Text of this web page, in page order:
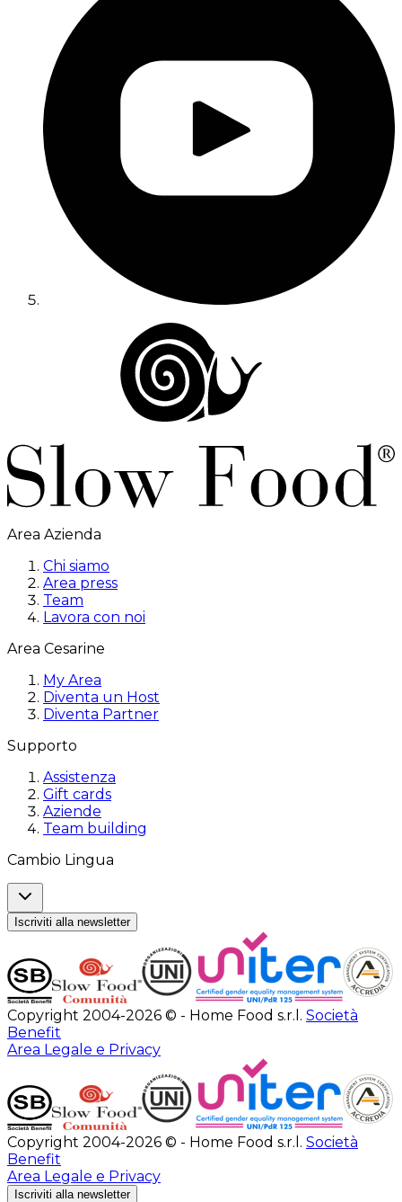
Area Azienda
Chi siamo
Area press
Team
Lavora con noi
Area Cesarine
My Area
Diventa un Host
Diventa Partner
Supporto
Assistenza
Gift cards
Aziende
Team building
Cambio Lingua
Iscriviti alla newsletter
Copyright 2004-2026 © - Home Food s.r.l. Società
Benefit
Area Legale e Privacy
Copyright 2004-2026 © - Home Food s.r.l. Società
Benefit
Area Legale e Privacy
Iscriviti alla newsletter